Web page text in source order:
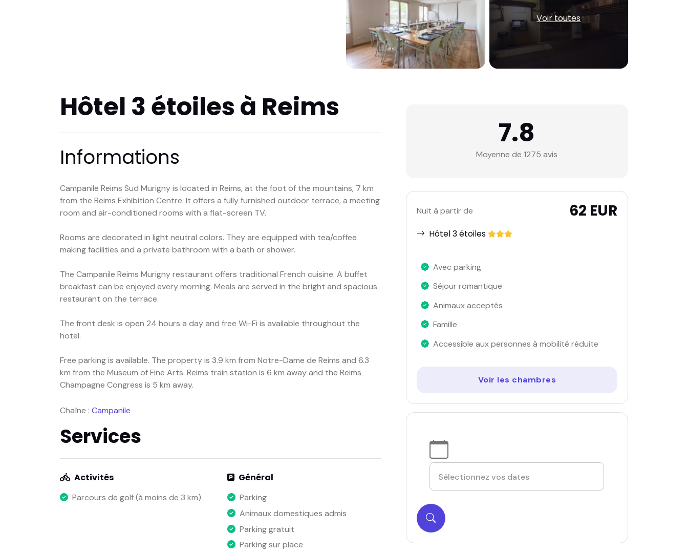
Voir toutes
Hôtel 3 étoiles à Reims
Informations
Campanile Reims Sud Murigny is located in Reims, at the foot of the mountains, 7 km
from the Reims Exhibition Centre. It offers a fully furnished outdoor terrace, a meeting
room and air-conditioned rooms with a flat-screen TV.
Rooms are decorated in light neutral colors. They are equipped with tea/coffee
making facilities and a private bathroom with a bath or shower.
The Campanile Reims Murigny restaurant offers traditional French cuisine. A buffet
breakfast can be enjoyed every morning. Meals are served in the bright and spacious
restaurant on the terrace.
The front desk is open 24 hours a day and free Wi-Fi is available throughout the
hotel.
Free parking is available. The property is 3.9 km from Notre-Dame de Reims and 6.3
km from the Museum of Fine Arts. Reims train station is 6 km away and the Reims
Champagne Congress is 5 km away.
Chaîne : Campanile
Services
Activités
Parcours de golf (à moins de 3 km)
Général
Parking
Animaux domestiques admis
Parking gratuit
Parking sur place
7.8
Moyenne de 1275 avis
Nuit à partir de 62 EUR
Hôtel 3 étoiles
Avec parking
Séjour romantique
Animaux acceptés
Famille
Accessible aux personnes à mobilité réduite
Voir les chambres